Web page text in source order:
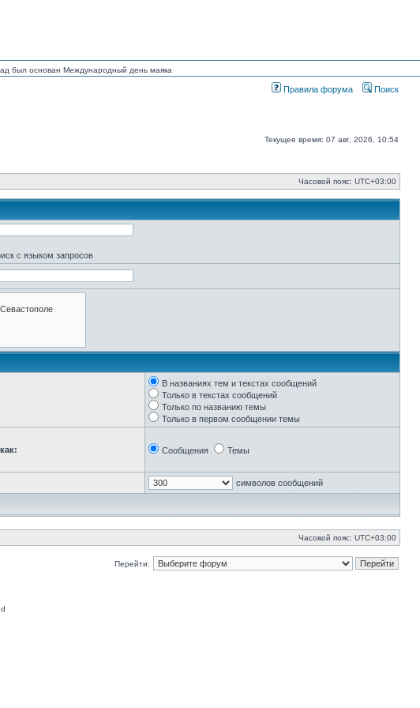
был основан Международный день маяка
Правила форума Поиск
Текущее время: 07 авг, 2026, 10:54
Часовой пояс: UTC+03:00
с языком запросов
В названиях тем и текстах сообщений
Только в текстах сообщений
Только по названию темы
Только в первом сообщении темы
Сообщения Темы
символов сообщений
Часовой пояс: UTC+03:00
Перейти: